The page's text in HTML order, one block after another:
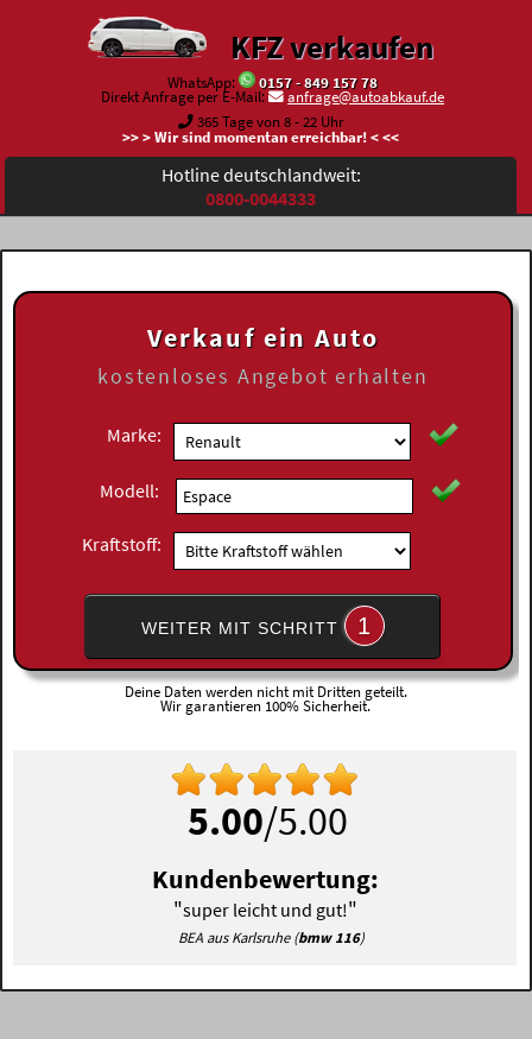
KFZ verkaufen
WhatsApp:
0157 - 849 157 78
Direkt Anfrage per E-Mail:
anfrage@autoabkauf.de
365 Tage von 8 - 22 Uhr
>> > Wir sind momentan erreichbar! < <<
Hotline deutschlandweit:
0800-0044333
Verkauf ein Auto
kostenloses Angebot erhalten
Marke:
Modell:
Kraftstoff:
WEITER MIT SCHRITT 1
Deine Daten werden nicht mit Dritten geteilt.
Wir garantieren 100% Sicherheit.
5.00/5.00
Kundenbewertung:
"super leicht und gut!"
BEA aus Karlsruhe (bmw 116)